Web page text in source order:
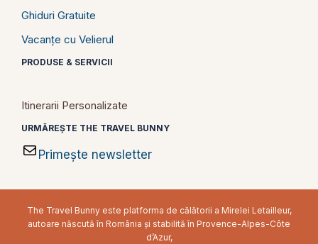
Ghiduri Gratuite
Vacanțe cu Velierul
PRODUSE & SERVICII
Itinerarii Personalizate
URMĂREȘTE THE TRAVEL BUNNY
Primește newsletter
The Travel Bunny este platforma de călătorii a Mirelei Letailleur,
autoare născută în România și stabilită în Provence-Alpes-Côte
d’Azur,